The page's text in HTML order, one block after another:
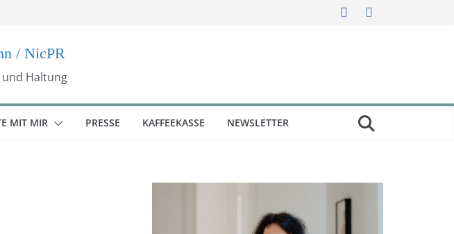
/ NicPR
Haltung
MIT MIR PRESSE KAFFEEKASSE NEWSLETTER